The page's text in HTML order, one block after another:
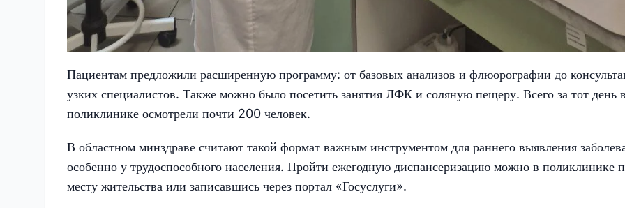
Пациентам предложили расширенную программу: от базовых анализов и флюорографии до
узких специалистов. Также можно было посетить занятия ЛФК и соляную пещеру. Всего за тот день
поликлинике осмотрели почти 200 человек.
В областном минздраве считают такой формат важным инструментом для раннего выявления
особенно у трудоспособного населения. Пройти ежегодную диспансеризацию можно в поликлинике
месту жительства или записавшись через портал «Госуслуги».